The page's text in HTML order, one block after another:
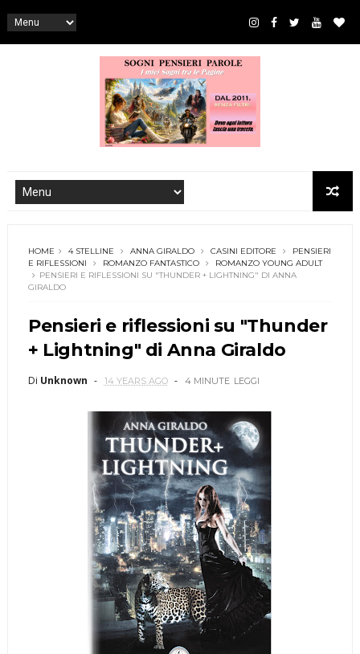
HOME 4 STELLINE ANNA GIRALDO CASINI EDITORE
PENSIERI
E RIFLESSIONI
ROMANZO FANTASTICO
ROMANZO YOUNG ADULT
PENSIERI E RIFLESSIONI SU "THUNDER + LIGHTNING" DI ANNA
GIRALDO
Pensieri e riflessioni su "Thunder
+ Lightning" di Anna Giraldo
Di Unknown 14 YEARS AGO 4 MINUTE LEGGI